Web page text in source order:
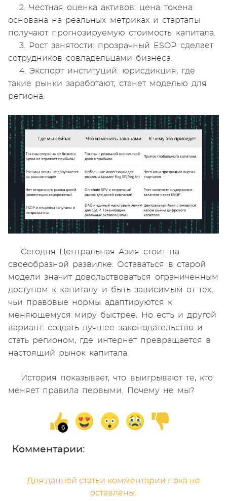
2. Честная оценка активов: цена токена
основана на реальных метриках и стартапы
получают прогнозируемую стоимость капитала.
3. Рост занятости: прозрачный ESOP сделает
сотрудников совладельцами бизнеса.
4. Экспорт институций: юрисдикция, где
такие рынки заработают, станет моделью для
региона.
Сегодня Центральная Азия стоит на
своеобразной развилке. Оставаться в старой
модели значит довольствоваться ограниченным
доступом к капиталу и быть зависимым от тех,
чьи правовые нормы адаптируются к
меняющемуся миру быстрее. Но есть и другой
вариант: создать лучшее законодательство и
стать регионом, где интернет превращается в
настоящий рынок капитала.
История показывает, что выигрывают те, кто
меняет правила первыми. Почему не мы?
Комментарии:
Для данной статьи комментарии пока не
оставлены.